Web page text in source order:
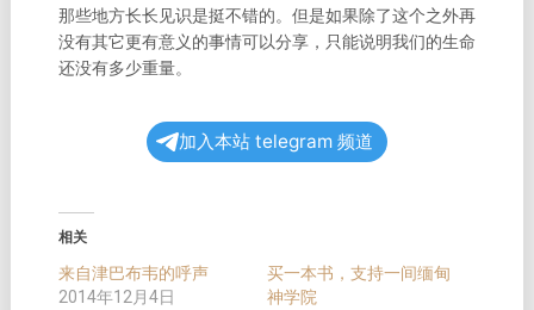
那些地方长长见识是挺不错的。但是如果除了这个之外再
没有其它更有意义的事情可以分享，只能说明我们的生命
还没有多少重量。
加入本站 telegram 频道
相关
来自津巴布韦的呼声
2014年12月4日
买一本书，支持一间缅甸
神学院